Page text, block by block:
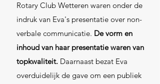
Rotary Club Wetteren waren onder de
indruk van Eva's presentatie over non-
verbale communicatie. De vorm en
inhoud van haar presentatie waren van
topkwaliteit. Daarnaast bezat Eva
overduidelijk de gave om een publiek